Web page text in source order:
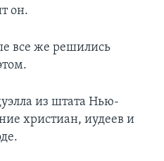
он.
все же решились
из штата Нью-
христиан, иудеев и